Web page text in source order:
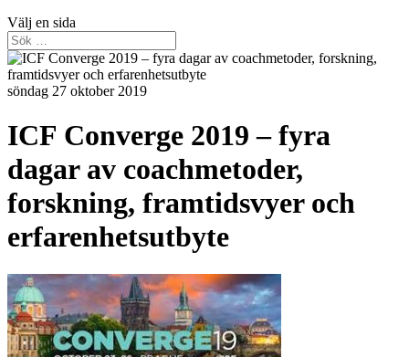
Välj en sida
söndag 27 oktober 2019
ICF Converge 2019 – fyra
dagar av coachmetoder,
forskning, framtidsvyer och
erfarenhetsutbyte